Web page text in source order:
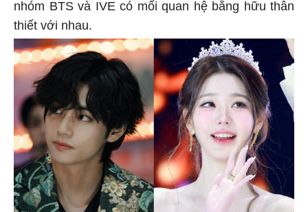
nhóm BTS và IVE có mối quan hệ bằng hữu thân
thiết với nhau.